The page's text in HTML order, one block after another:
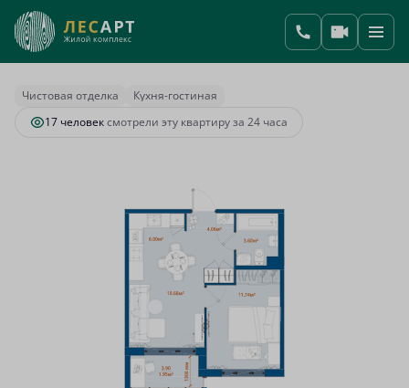
1-комнатная38.03 м 8 790 292 руб.
Ипотека от 36 887 руб.
Чистовая отделка
Кухня-гостиная
17 человексмотрели эту квартиру за 24 часа